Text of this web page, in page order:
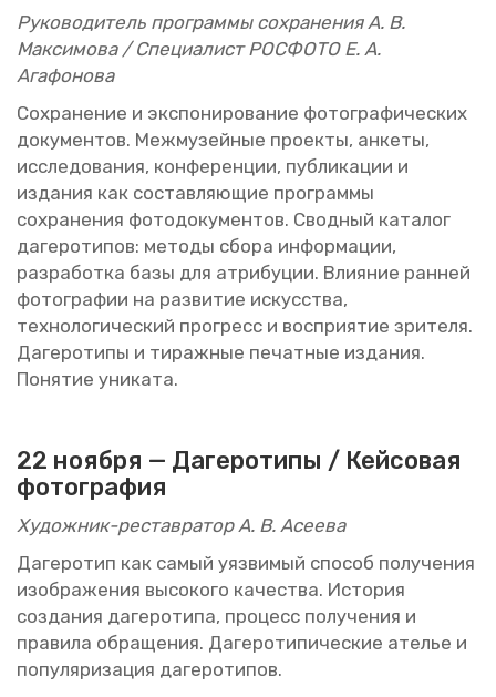
Ру­ко­во­ди­тель про­грам­мы со­хра­не­ния А. В.
Мак­си­мо­ва / Спе­ци­а­лист РОС­ФО­ТО Е. А.
Ага­фо­но­ва
Со­хра­не­ние и экс­по­ни­ро­ва­ние фо­то­гра­фи­че­ских
до­ку­мен­тов. Ме­жму­зей­ные про­ек­ты, ан­ке­ты,
ис­сле­до­ва­ния, кон­фе­рен­ции, пуб­ли­ка­ции и
из­да­ния как со­став­ля­ю­щие про­грам­мы
со­хра­не­ния фо­то­до­ку­мен­тов. Свод­ный ка­та­лог
да­ге­ро­ти­пов: ме­то­ды сбора ин­фор­ма­ции,
раз­ра­бот­ка базы для ат­ри­бу­ции. Вли­я­ние ран­ней
фо­то­гра­фии на раз­ви­тие ис­кус­ства,
тех­но­ло­ги­че­ский про­гресс и вос­при­я­тие зри­те­ля.
Да­ге­ро­ти­пы и ти­раж­ные пе­чат­ные из­да­ния.
По­ня­тие уни­ка­та.
22 но­яб­ря — Да­ге­ро­ти­пы / Кей­со­вая
фо­то­гра­фия
Ху­дож­ник-ре­став­ра­тор А. В. Асе­е­ва
Да­ге­ро­тип как самый уяз­ви­мый спо­соб по­лу­че­ния
изоб­ра­же­ния вы­со­ко­го ка­че­ства. Ис­то­рия
со­зда­ния да­ге­ро­ти­па, про­цесс по­лу­че­ния и
пра­ви­ла об­ра­ще­ния. Да­ге­ро­ти­пи­че­ские ате­лье и
по­пу­ля­ри­за­ция да­ге­ро­ти­пов.